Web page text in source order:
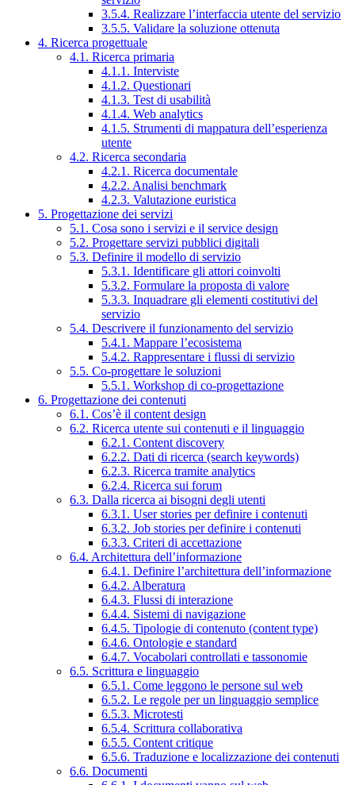
3.5.4. Realizzare l’interfaccia utente del servizio
3.5.5. Validare la soluzione ottenuta
4. Ricerca progettuale
4.1. Ricerca primaria
4.1.1. Interviste
4.1.2. Questionari
4.1.3. Test di usabilità
4.1.4. Web analytics
4.1.5. Strumenti di mappatura dell’esperienza
utente
4.2. Ricerca secondaria
4.2.1. Ricerca documentale
4.2.2. Analisi benchmark
4.2.3. Valutazione euristica
5. Progettazione dei servizi
5.1. Cosa sono i servizi e il service design
5.2. Progettare servizi pubblici digitali
5.3. Definire il modello di servizio
5.3.1. Identificare gli attori coinvolti
5.3.2. Formulare la proposta di valore
5.3.3. Inquadrare gli elementi costitutivi del
servizio
5.4. Descrivere il funzionamento del servizio
5.4.1. Mappare l’ecosistema
5.4.2. Rappresentare i flussi di servizio
5.5. Co-progettare le soluzioni
5.5.1. Workshop di co-progettazione
6. Progettazione dei contenuti
6.1. Cos’è il content design
6.2. Ricerca utente sui contenuti e il linguaggio
6.2.1. Content discovery
6.2.2. Dati di ricerca (search keywords)
6.2.3. Ricerca tramite analytics
6.2.4. Ricerca sui forum
6.3. Dalla ricerca ai bisogni degli utenti
6.3.1. User stories per definire i contenuti
6.3.2. Job stories per definire i contenuti
6.3.3. Criteri di accettazione
6.4. Architettura dell’informazione
6.4.1. Definire l’architettura dell’informazione
6.4.2. Alberatura
6.4.3. Flussi di interazione
6.4.4. Sistemi di navigazione
6.4.5. Tipologie di contenuto (content type)
6.4.6. Ontologie e standard
6.4.7. Vocabolari controllati e tassonomie
6.5. Scrittura e linguaggio
6.5.1. Come leggono le persone sul web
6.5.2. Le regole per un linguaggio semplice
6.5.3. Microtesti
6.5.4. Scrittura collaborativa
6.5.5. Content critique
6.5.6. Traduzione e localizzazione dei contenuti
6.6. Documenti